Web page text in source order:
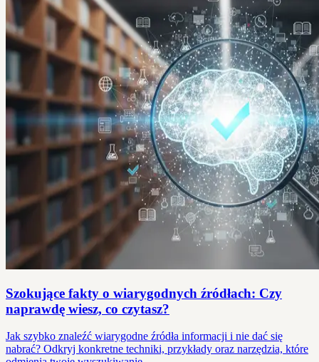
Szokujące fakty o wiarygodnych źródłach: Czy
naprawdę wiesz, co czytasz?
Jak szybko znaleźć wiarygodne źródła informacji i nie dać się
nabrać? Odkryj konkretne techniki, przykłady oraz narzędzia, które